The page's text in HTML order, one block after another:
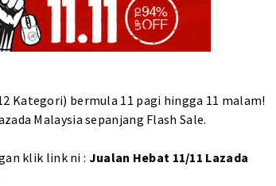
Kategori) bermula 11 pagi hingga 11 malam!
Malaysia sepanjang Flash Sale.
klik link ni : Jualan Hebat 11/11 Lazada